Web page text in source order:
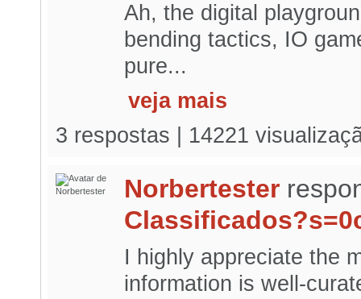
Ah, the digital
bending tactics, IO
pure...
veja mais
3 respostas | 14221
Norbertester
I highly appreciate the
information is well-